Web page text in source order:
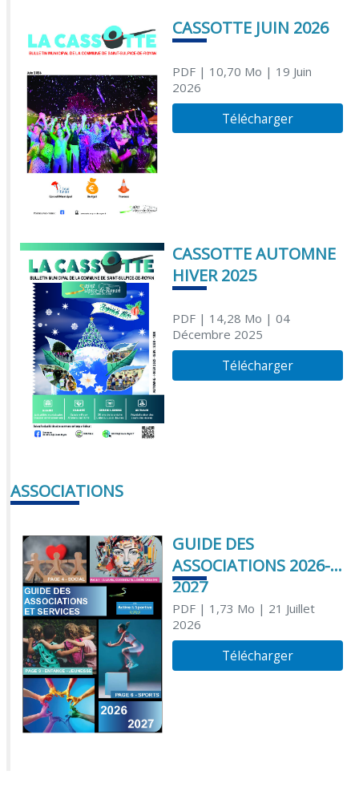
CASSOTTE JUIN 2026
PDF| 10,70 Mo | 19 Juin
2026
Télécharger
CASSOTTE AUTOMNE
HIVER 2025
PDF| 14,28 Mo | 04
Décembre 2025
Télécharger
ASSOCIATIONS
GUIDE DES
ASSOCIATIONS 2026-
2027
PDF| 1,73 Mo | 21 Juillet
2026
Télécharger